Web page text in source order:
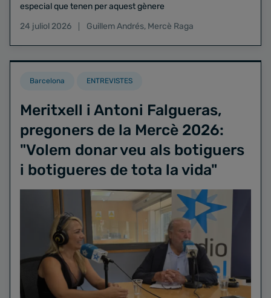
especial que tenen per aquest gènere
24 juliol 2026
Guillem Andrés, Mercè Raga
Barcelona ENTREVISTES
Meritxell i Antoni Falgueras,
pregoners de la Mercè 2026:
"Volem donar veu als botiguers
i botigueres de tota la vida"